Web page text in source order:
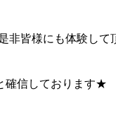
皆様にも体験して
確信しております★